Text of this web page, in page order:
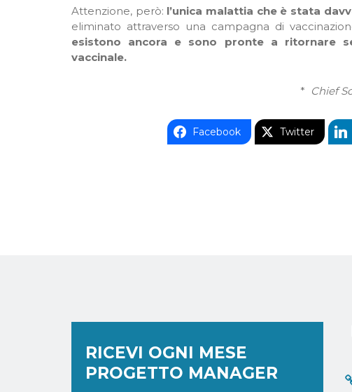
Attenzione, però: l’unica malattia che è stata
eliminato attraverso una campagna di
esistono ancora e sono pronte a ritornare
vaccinale.
* Chief
Facebook Twitter
RICEVI OGNI MESE
PROGETTO MANAGER